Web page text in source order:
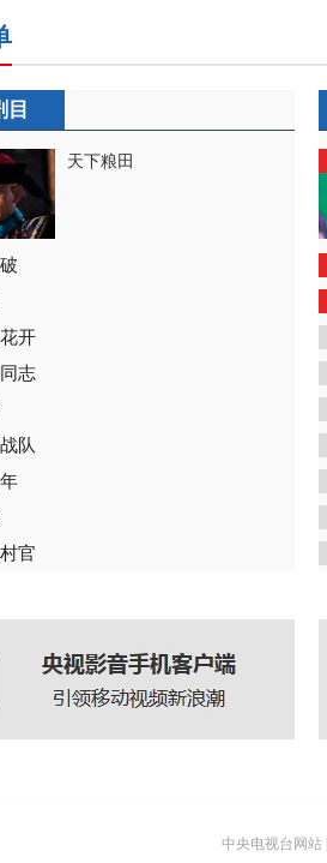
目
天下粮田
开
志
队
官
中央电视台网站